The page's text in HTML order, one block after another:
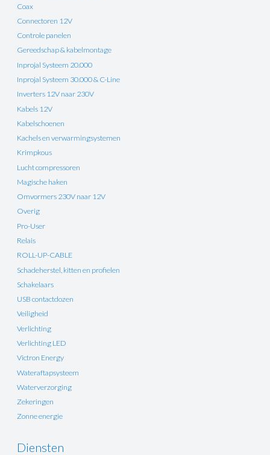
Coax
Connectoren 12V
Controle panelen
Gereedschap & kabelmontage
Inprojal Systeem 20.000
Inprojal Systeem 30.000 & C-Line
Inverters 12V naar 230V
Kabels 12V
Kabelschoenen
Kachels en verwarmingsystemen
Krimpkous
Lucht compressoren
Magische haken
Omvormers 230V naar 12V
Overig
Pro-User
Relais
ROLL-UP-CABLE
Schadeherstel, kitten en profielen
Schakelaars
USB contactdozen
Veiligheid
Verlichting
Verlichting LED
Victron Energy
Wateraftapsysteem
Waterverzorging
Zekeringen
Zonne energie
Diensten